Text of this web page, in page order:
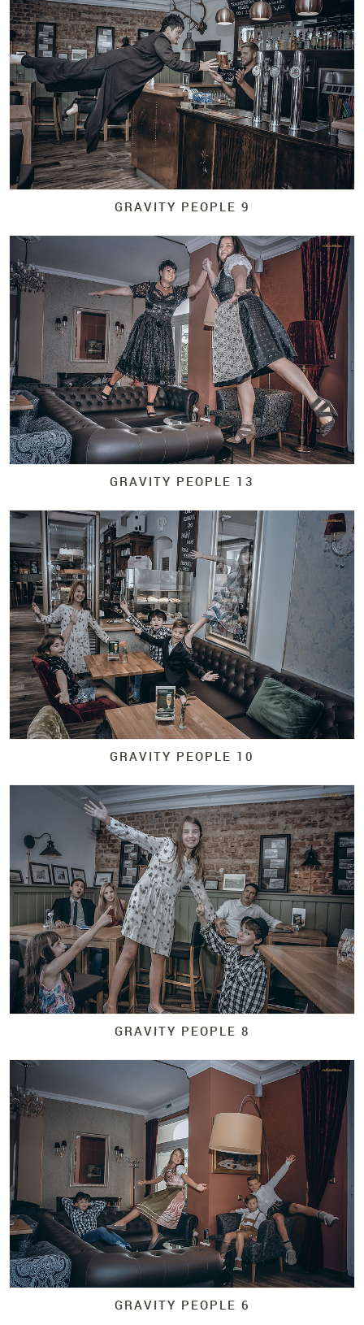
GRAVITY PEOPLE 9
GRAVITY PEOPLE 13
GRAVITY PEOPLE 10
GRAVITY PEOPLE 8
GRAVITY PEOPLE 6